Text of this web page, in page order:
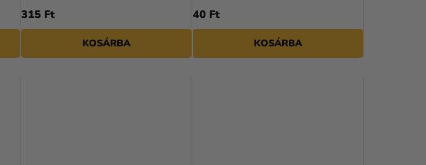
315 Ft
KOSÁRBA
40 Ft
KOSÁRBA